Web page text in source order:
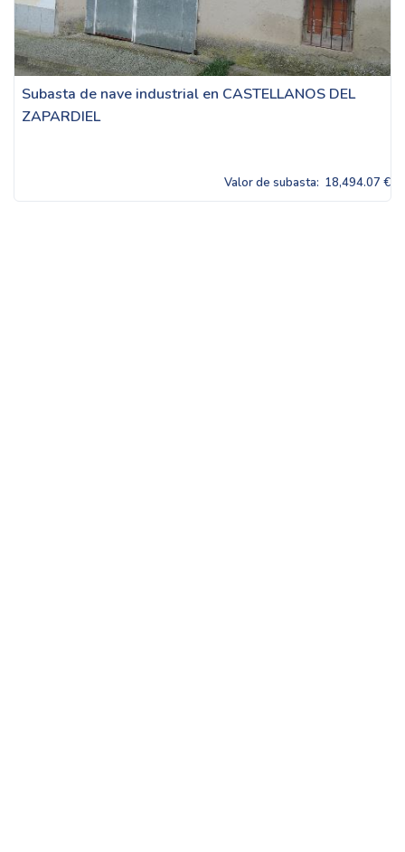
Subasta de nave industrial en CASTELLANOS DEL
ZAPARDIEL
Valor de subasta: 18,494.07 €